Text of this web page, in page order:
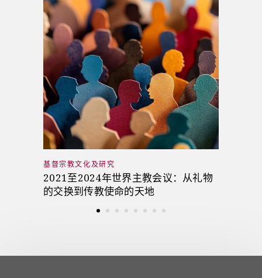
基督宗教文化及研究
2021至2024年世界主教会议：从礼物
的交换到传教使命的天地